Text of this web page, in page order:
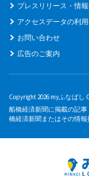
プレスリリース・情
アクセスデータの利
お問い合わせ
広告のご案内
Copyright 2026 myふなばし
船橋経済新聞に掲載の記
橋経済新聞またはその情報